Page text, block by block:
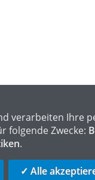
verarbeiten Ihre
folgende Zwecke:
.
✓ Alle